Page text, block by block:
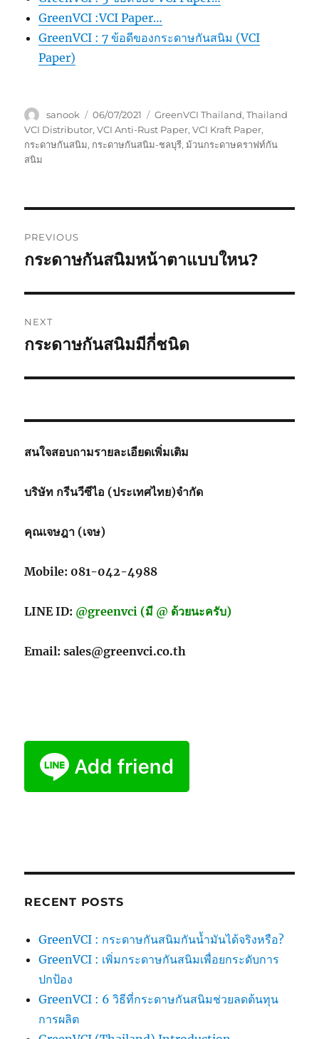
GreenVCI :VCI Paper…
GreenVCI : 7 ข้อดีของกระดาษกันสนิม (VCI
Paper)
Author
sanook
Posted
on
06/07/2021 Tags
GreenVCI Thailand,Thailand
VCI Distributor,VCI Anti-Rust Paper,VCI Kraft Paper,
กระดาษกันสนิม, กระดาษกันสนิม-ชลบุรี,ม้วนกระดาษคราฟท์กัน
สนิม
navigation
PREVIOUS
Previous
กระดาษกันสนิมหน้าตาแบบใหน?
NEXT
Next
กระดาษกันสนิมมีกี่ชนิด
สนใจสอบถามรายละเอียดเพิ่มเติม
บริษัท กรีนวีซีไอ (ประเทศไทย)จำกัด
คุณเจษฎา (เจษ)
Mobile: 081-042-4988
LINE ID: @greenvci (มี @ ด้วยนะครับ)
Email: sales@greenvci.co.th
RECENT POSTS
GreenVCI : กระดาษกันสนิมกันน้ำมันได้จริงหรือ?
GreenVCI : เพิ่มกระดาษกันสนิมเพื่อยกระดับการ
ปกป้อง
GreenVCI : 6 วิธีที่กระดาษกันสนิมช่วยลดต้นทุน
การผลิต